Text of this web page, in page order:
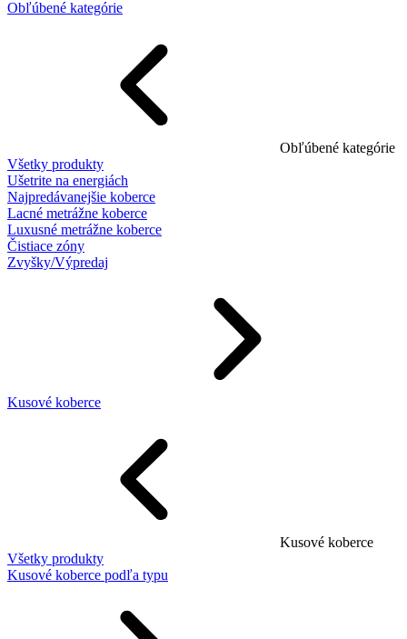
Obľúbené kategórie
Obľúbené kategórie
Všetky produkty
Ušetrite na energiách
Najpredávanejšie koberce
Lacné metrážne koberce
Luxusné metrážne koberce
Čistiace zóny
Zvyšky/Výpredaj
Kusové koberce
Kusové koberce
Všetky produkty
Kusové koberce podľa typu